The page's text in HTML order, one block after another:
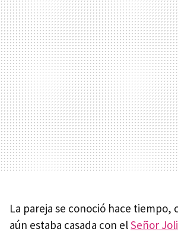
La pareja se conoció hace tiempo,
aún estaba casada con elSeñor